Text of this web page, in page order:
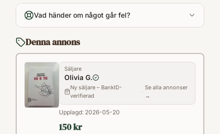
it
Kategori
Format
Paperback
Vad händer om något går fel?
Denna annons
Säljare
Olivia G.
Ny säljare – BankID-
verifierad
·
Se alla annonser
→
Upplagd: 2026-05-20
150 kr